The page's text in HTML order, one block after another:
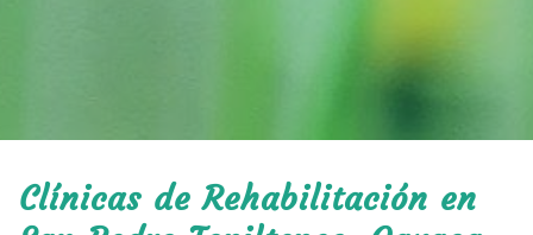
Clínicas de Rehabilitación en